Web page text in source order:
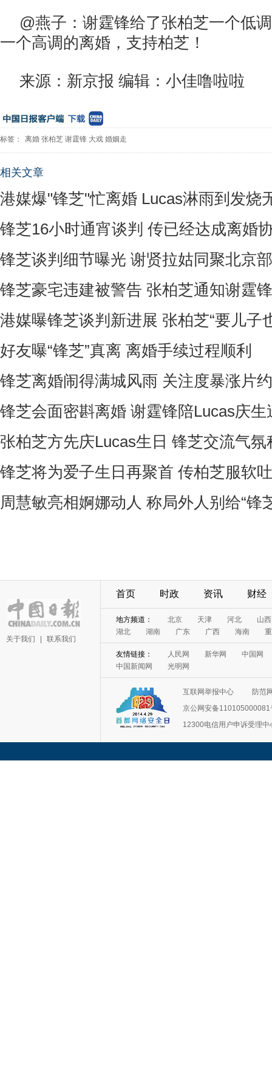
@燕子：谢霆锋给了张柏芝一个低
一个高调的离婚，支持柏芝！
来源：新京报 编辑：小佳噜啦啦
标签： 离婚 张柏芝 谢霆锋 大戏 婚姻走
相关文章
港媒爆"锋芝"忙离婚 Lucas淋雨到发烧
锋芝16小时通宵谈判 传已经达成离婚
锋芝谈判细节曝光 谢贤拉姑同聚北京
锋芝豪宅违建被警告 张柏芝通知谢霆
港媒曝锋芝谈判新进展 张柏芝“要儿子
好友曝“锋芝”真离 离婚手续过程顺利
锋芝离婚闹得满城风雨 关注度暴涨片
锋芝会面密斟离婚 谢霆锋陪Lucas庆生
张柏芝方先庆Lucas生日 锋芝交流气氛
锋芝将为爱子生日再聚首 传柏芝服软
周慧敏亮相婀娜动人 称局外人别给“锋
关于我们 联系我们
首页 时政 资讯 财经
地方频道： 北京 天津 河北
山西
湖北
湖南 广东 广西 海南
友情链接： 人民网 新华网
中国网
中国新闻网
光明网
互联网举报中心
防范
京公网安备110105000081
12300电信用户申诉受理中